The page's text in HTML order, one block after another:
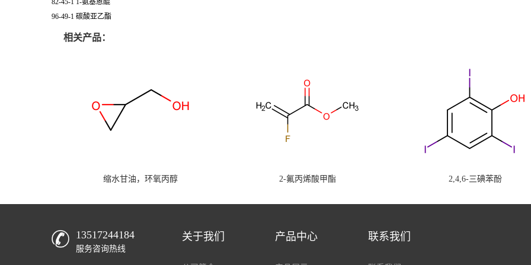
96-49-1 碳酸亚乙酯
相关产品：
缩水甘油，环氧丙醇 2-氟丙烯酸甲酯 2,4,6-三碘苯酚
13517244184
服务咨询热线
关于我们 产品中心 联系我们